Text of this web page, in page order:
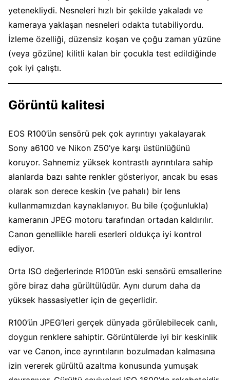
yetenekliydi. Nesneleri hızlı bir şekilde yakaladı ve
kameraya yaklaşan nesneleri odakta tutabiliyordu.
İzleme özelliği, düzensiz koşan ve çoğu zaman yüzüne
(veya gözüne) kilitli kalan bir çocukla test edildiğinde
çok iyi çalıştı.
Görüntü kalitesi
EOS R100’ün sensörü pek çok ayrıntıyı yakalayarak
Sony a6100 ve Nikon Z50’ye karşı üstünlüğünü
koruyor. Sahnemiz yüksek kontrastlı ayrıntılara sahip
alanlarda bazı sahte renkler gösteriyor, ancak bu esas
olarak son derece keskin (ve pahalı) bir lens
kullanmamızdan kaynaklanıyor. Bu bile (çoğunlukla)
kameranın JPEG motoru tarafından ortadan kaldırılır.
Canon genellikle hareli eserleri oldukça iyi kontrol
ediyor.
Orta ISO değerlerinde R100’ün eski sensörü emsallerine
göre biraz daha gürültülüdür. Aynı durum daha da
yüksek hassasiyetler için de geçerlidir.
R100’ün JPEG’leri gerçek dünyada görülebilecek canlı,
doygun renklere sahiptir. Görüntülerde iyi bir keskinlik
var ve Canon, ince ayrıntıların bozulmadan kalmasına
izin vererek gürültü azaltma konusunda yumuşak